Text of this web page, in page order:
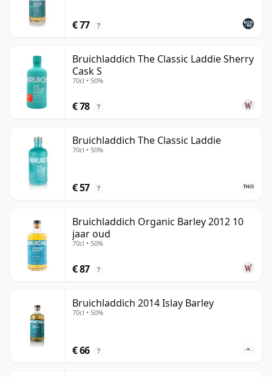
€ 77 ?
Bruichladdich The Classic Laddie Sherry
Cask S
70cl • 50%
€ 78 ?
Bruichladdich The Classic Laddie
70cl • 50%
€ 57 ?
Bruichladdich Organic Barley 2012 10
jaar oud
70cl • 50%
€ 87 ?
Bruichladdich 2014 Islay Barley
70cl • 50%
€ 66 ?